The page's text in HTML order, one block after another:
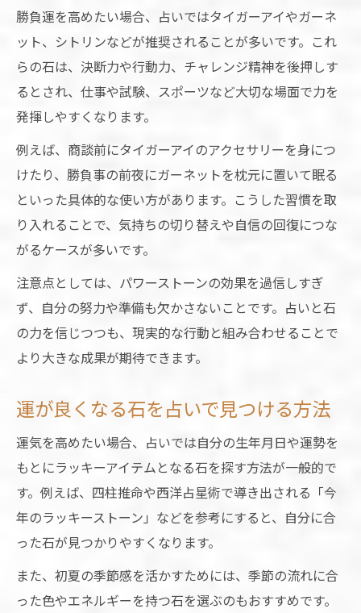
勝負運を高めたい場合、占いではタイガーアイやガーネ
ット、シトリンなどが推奨されることが多いです。これ
らの石は、決断力や行動力、チャレンジ精神を後押しす
るとされ、仕事や試験、スポーツなど大切な場面で力を
発揮しやすくなります。
例えば、商談前にタイガーアイのアクセサリーを身につ
けたり、勝負事の前夜にガーネットを枕元に置いて眠る
といった具体的な使い方があります。こうした習慣を取
り入れることで、気持ちの切り替えや自信の回復につな
がるケースが多いです。
注意点としては、パワーストーンの効果を過信しすぎ
ず、自分の努力や準備も欠かさないことです。占いと石
の力を信じつつも、現実的な行動と組み合わせることで
より大きな成果が期待できます。
運が良くなる石を占いで見つける方法
運気を高めたい場合、占いでは自分の生年月日や運勢を
もとにラッキーアイテムとなる石を探す方法が一般的で
す。例えば、四柱推命や西洋占星術で導き出される「今
年のラッキーストーン」などを参考にすると、自分に合
った石が見つかりやすくなります。
また、初夏の季節感を活かすためには、季節の流れに合
った色やエネルギーを持つ石を選ぶのもおすすめです。